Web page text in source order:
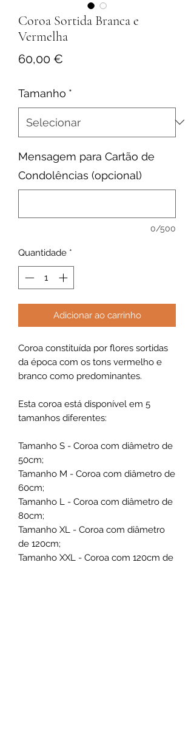
Coroa Sortida Branca e
Vermelha
60,00 €
Tamanho *
Mensagem para Cartão de
Condolências (opcional)
0/500
Quantidade *
Adicionar ao carrinho
Coroa constituída por flores sortidas
da época com os tons vermelho e
branco como predominantes.
Esta coroa está disponível em 5
tamanhos diferentes:
Tamanho S - Coroa com diâmetro de
50cm;
Tamanho M - Coroa com diâmetro de
60cm;
Tamanho L - Coroa com diâmetro de
80cm;
Tamanho XL - Coroa com diâmetro
de 120cm;
Tamanho XXL - Coroa com 120cm de